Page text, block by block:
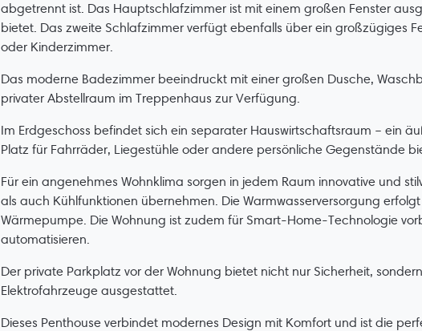
abgetrennt ist. Das Hauptschlafzimmer ist mit einem großen Fenster
bietet. Das zweite Schlafzimmer verfügt ebenfalls über ein großzügiges
oder Kinderzimmer.
Das moderne Badezimmer beeindruckt mit einer großen Dusche,
privater Abstellraum im Treppenhaus zur Verfügung.
Im Erdgeschoss befindet sich ein separater Hauswirtschaftsraum – ein
Platz für Fahrräder, Liegestühle oder andere persönliche Gegenstände
Für ein angenehmes Wohnklima sorgen in jedem Raum innovative und
als auch Kühlfunktionen übernehmen. Die Warmwasserversorgung
Wärmepumpe. Die Wohnung ist zudem für Smart-Home-Technologie
automatisieren.
Der private Parkplatz vor der Wohnung bietet nicht nur Sicherheit,
Elektrofahrzeuge ausgestattet.
Dieses Penthouse verbindet modernes Design mit Komfort und ist die